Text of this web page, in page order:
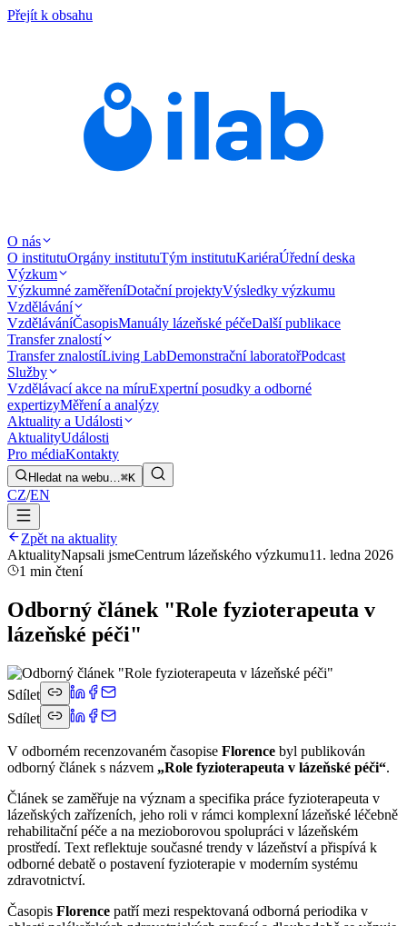
Přejít k obsahu
O nás
O institutuOrgány institutuTým institutuKariéraÚřední deska
Výzkum
Výzkumné zaměřeníDotační projektyVýsledky výzkumu
Vzdělávání
VzděláváníČasopisManuály lázeňské péčeDalší publikace
Transfer znalostí
Transfer znalostíLiving LabDemonstrační laboratořPodcast
Služby
Vzdělávací akce na míruExpertní posudky a odborné
expertizyMěření a analýzy
Aktuality a Události
AktualityUdálosti
Pro médiaKontakty
Hledat na webu…⌘K
CZ/EN
Zpět na aktuality
AktualityNapsali jsmeCentrum lázeňského výzkumu11. ledna 2026
1 min čtení
Odborný článek "Role fyzioterapeuta v
lázeňské péči"
Sdílet
Sdílet
V odborném recenzovaném časopise Florence byl publikován
odborný článek s názvem „Role fyzioterapeuta v lázeňské péči“.
Článek se zaměřuje na význam a specifika práce fyzioterapeuta v
lázeňských zařízeních, jeho roli v rámci komplexní lázeňské léčebně
rehabilitační péče a na mezioborovou spolupráci v lázeňském
prostředí. Text reflektuje současné trendy v lázeňství a přispívá k
odborné debatě o postavení fyzioterapie v moderním systému
zdravotnictví.
Časopis Florence patří mezi respektovaná odborná periodika v